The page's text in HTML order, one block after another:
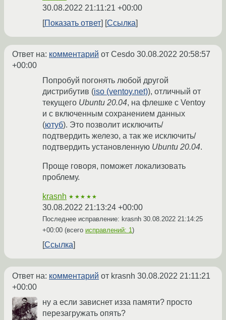
30.08.2022 21:11:21 +00:00
Показать ответ
Ссылка
Ответ на: комментарий от Cesdo 30.08.2022 20:58:57
+00:00
Попробуй погонять любой другой
дистрибутив (iso (ventoy.net)), отличный от
текущего Ubuntu 20.04, на флешке с Ventoy
и с включенным сохранением данных
(ютуб). Это позволит исключить/
подтвердить железо, а так же исключить/
подтвердить установленную Ubuntu 20.04.
Проще говоря, поможет локализовать
проблему.
krasnh ★★★★★
30.08.2022 21:13:24 +00:00
Последнее исправление: krasnh 30.08.2022 21:14:25
+00:00 (всего исправлений: 1)
Ссылка
Ответ на: комментарий от krasnh 30.08.2022 21:11:21
+00:00
ну а если зависнет изза памяти? просто
перезагружать опять?